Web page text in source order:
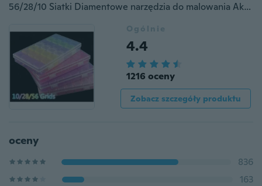
56/28/10 Siatki Diamentowe narzędzia do malowania Akcesoria Koraliki Pojemnik Rhinestone Diamentowy haft Przechowywanie kamienia
Ogólnie
4.4
1216 oceny
Zobacz szczegóły produktu
oceny
836
163